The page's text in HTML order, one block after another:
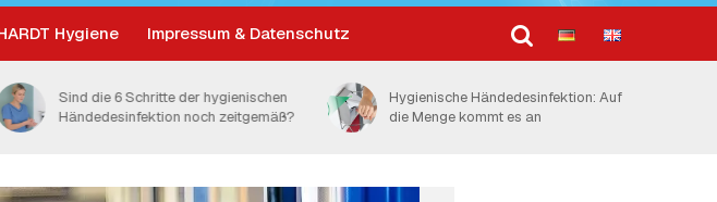
Hygiene Impressum & Datenschutz
Hygienische Händedesinfektion: Auf
die Menge kommt es an
Schweizer Spitäler mit 2,4
Desinfektionsmittelspendern pro Bett